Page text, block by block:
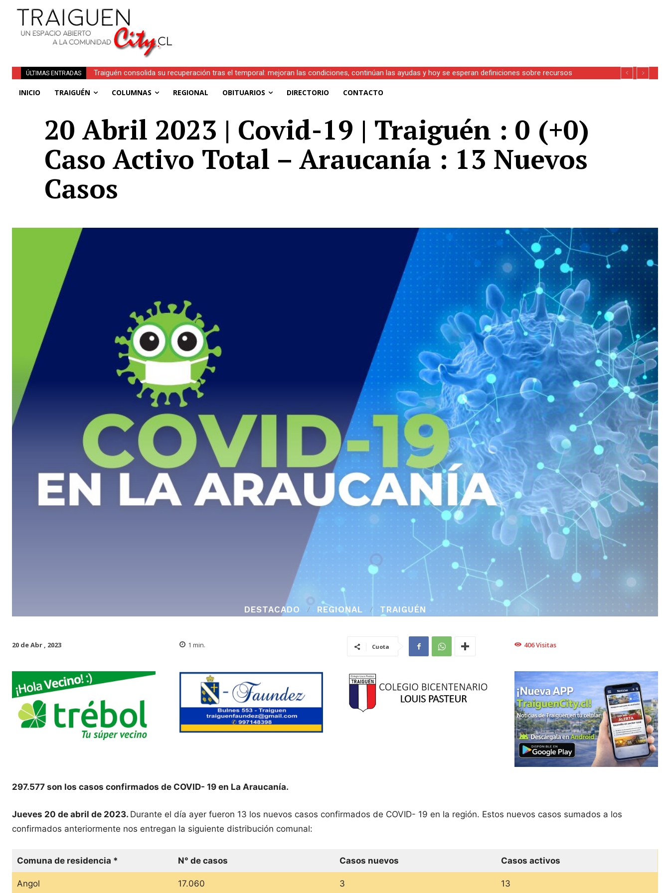
ÚLTIMAS ENTRADAS
Traiguén consolida su recuperación tras el temporal: mejoran las condiciones, continúan las ayudas y hoy se esperan definiciones sobre recursos
INICIO TRAIGUÉN COLUMNAS REGIONAL OBITUARIOS DIRECTORIO CONTACTO
20 Abril 2023 | Covid-19 | Traiguén : 0 (+0)
Caso Activo Total – Araucanía : 13 Nuevos
Casos
DESTACADO REGIONAL TRAIGUÉN
20 de Abr , 2023 1 min. Cuota 406Visitas
297.577 son los casos confirmados de COVID- 19 en La Araucanía.
Jueves 20 de abril de 2023. Durante el día ayer fueron 13 los nuevos casos confirmados de COVID- 19 en la región. Estos nuevos casos sumados a los
confirmados anteriormente nos entregan la siguiente distribución comunal:
Comuna de residencia * N° de casos Casos nuevos Casos activos
Angol 17.060 3 13